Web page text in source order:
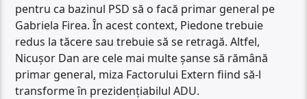
pentru ca bazinul PSD să o facă primar general pe
Gabriela Firea. În acest context, Piedone trebuie
redus la tăcere sau trebuie să se retragă. Altfel,
Nicușor Dan are cele mai multe șanse să rămână
primar general, miza Factorului Extern fiind să-l
transforme în prezidențiabilul ADU.